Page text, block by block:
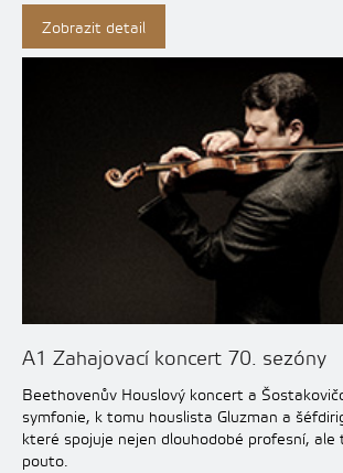
Zobrazit detail
A1 Zahajovací koncert 70. sezóny
Beethovenův Houslový koncert a
symfonie, k tomu houslista Gluzman a
které spojuje nejen dlouhodobé profesní, ale
pouto.